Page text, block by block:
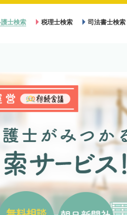
士検索 税理士検索 司法書士検索